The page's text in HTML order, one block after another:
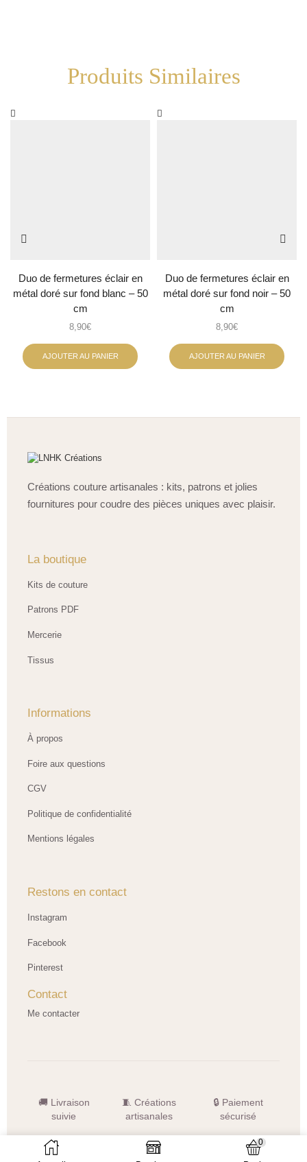
Produits Similaires
Duo de fermetures éclair en
métal doré sur fond blanc – 50
cm
8,90€
AJOUTER AU PANIER
Duo de fermetures éclair en
métal doré sur fond noir – 50
cm
8,90€
AJOUTER AU PANIER
0
Créations couture artisanales : kits, patrons et jolies
fournitures pour coudre des pièces uniques avec plaisir.
La boutique
Kits de couture
Patrons PDF
Mercerie
Tissus
Informations
À propos
Foire aux questions
CGV
Politique de confidentialité
Mentions légales
Restons en contact
Instagram
Facebook
Pinterest
Contact
Me contacter
🚚 Livraison
suivie
🧵 Créations
artisanales
🔒 Paiement
sécurisé
© 2026 LNHK Créations — Tous droits réservés